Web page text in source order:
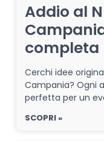
Addio al
completa
Cerchi idee
Campania? Ogni
perfetta per un
SCOPRI »